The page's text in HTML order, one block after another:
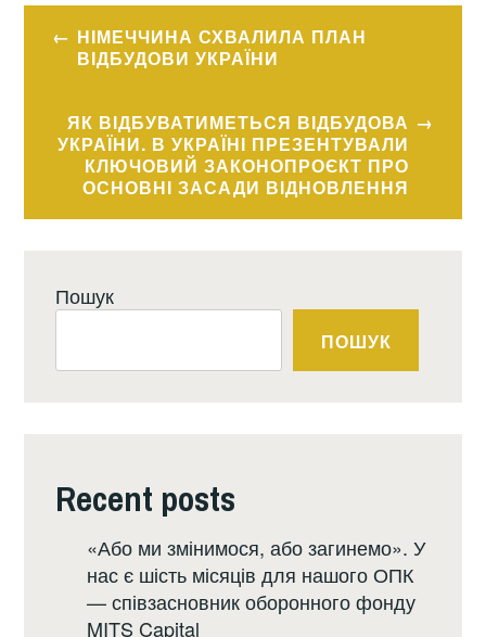
Навігація
записів
НІМЕЧЧИНА СХВАЛИЛА ПЛАН
ВІДБУДОВИ УКРАЇНИ
ЯК ВІДБУВАТИМЕТЬСЯ ВІДБУДОВА
УКРАЇНИ. В УКРАЇНІ ПРЕЗЕНТУВАЛИ
КЛЮЧОВИЙ ЗАКОНОПРОЄКТ ПРО
ОСНОВНІ ЗАСАДИ ВІДНОВЛЕННЯ
Пошук
ПОШУК
Recent posts
«Або ми змінимося, або загинемо». У
нас є шість місяців для нашого ОПК
— співзасновник оборонного фонду
MITS Capital